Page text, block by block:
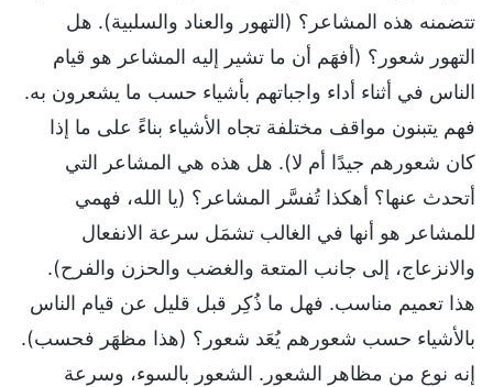
تتضمنه هذه المشاعر؟ (التهور والعناد والسلبية). هل
التهور شعور؟ (أفهَم أن ما تشير إليه المشاعر هو قيام
الناس في أثناء أداء واجباتهم بأشياء حسب ما يشعرون به.
فهم يتبنون مواقف مختلفة تجاه الأشياء بناءً على ما إذا
كان شعورهم جيدًا أم لا). هل هذه هي المشاعر التي
أتحدث عنها؟ أهكذا تُفسَّر المشاعر؟ (يا الله، فهمي
للمشاعر هو أنها في الغالب تشمَل سرعة الانفعال
والانزعاج، إلى جانب المتعة والغضب والحزن والفرح).
هذا تعميم مناسب. فهل ما ذُكِر قبل قليل عن قيام الناس
بالأشياء حسب شعورهم يُعَد شعور؟ (هذا مظهَر فحسب).
إنه نوع من مظاهر الشعور. الشعور بالسوء، وسرعة